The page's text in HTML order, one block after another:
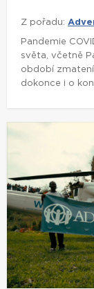
Z pořadu:
Pandemie
světa, včetně
období
dokonce i o